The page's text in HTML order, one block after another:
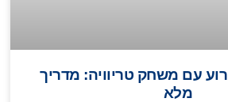
עם משחק טריוויה: מדריך
מלא